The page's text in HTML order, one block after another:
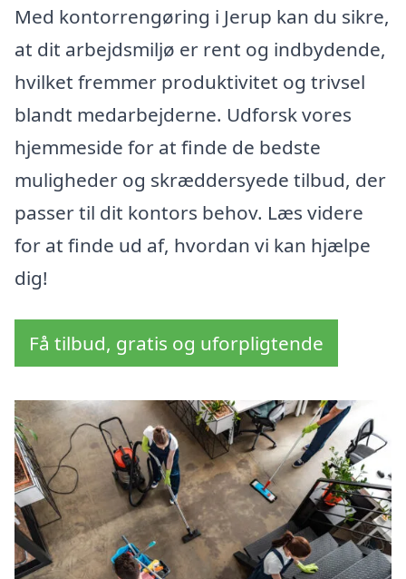
Med kontorrengøring i Jerup kan du sikre,
at dit arbejdsmiljø er rent og indbydende,
hvilket fremmer produktivitet og trivsel
blandt medarbejderne. Udforsk vores
hjemmeside for at finde de bedste
muligheder og skræddersyede tilbud, der
passer til dit kontors behov. Læs videre
for at finde ud af, hvordan vi kan hjælpe
dig!
Få tilbud, gratis og uforpligtende